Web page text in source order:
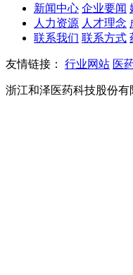
新闻中心 企业要闻
人力资源 人才理念
联系我们 联系方式
友情链接： 行业网站 医
浙江和泽医药科技股份有